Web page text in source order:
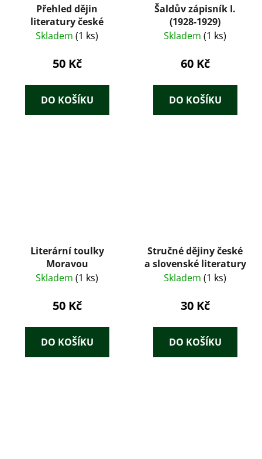
Přehled dějin
literatury české
Skladem (1 ks)
50 Kč
DO KOŠÍKU
Šaldův zápisník I.
(1928-1929)
Skladem (1 ks)
60 Kč
DO KOŠÍKU
Literární toulky
Moravou
Skladem (1 ks)
50 Kč
DO KOŠÍKU
Stručné dějiny české
a slovenské literatury
Skladem (1 ks)
30 Kč
DO KOŠÍKU